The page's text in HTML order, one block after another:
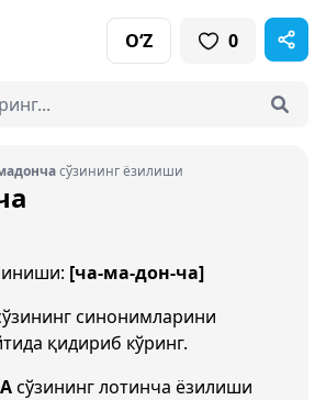
O‘Z 0
сўзининг ёзилиши
[ча-ма-дон-ча]
синонимларини
қидириб кўринг.
сўзининг лотинча ёзилиши